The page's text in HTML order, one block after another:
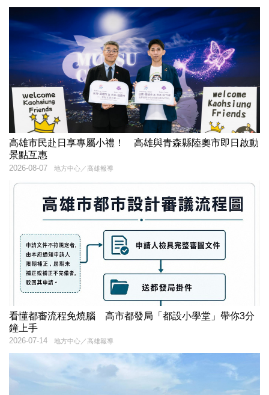
高雄市民赴日享專屬小禮！ 高雄與青森縣陸奧市即日啟動
景點互惠
地方中心／高雄報導
2026-08-07
看懂都審流程免燒腦 高市都發局「都設小學堂」帶你3分
鐘上手
地方中心／高雄報導
2026-07-14